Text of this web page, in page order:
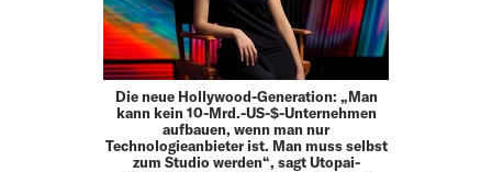
Die neue Hollywood-Generation: „Man
kann kein 10-Mrd.-US-$-Unternehmen
aufbauen, wenn man nur
Technologieanbieter ist. Man muss selbst
zum Studio werden“, sagt Utopai-